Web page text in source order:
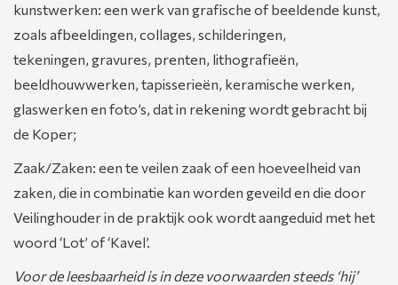
kunstwerken: een werk van grafische of beeldende kunst,
zoals afbeeldingen, collages, schilderingen,
tekeningen, gravures, prenten, lithografieën,
beeldhouwwerken, tapisserieën, keramische werken,
glaswerken en foto’s, dat in rekening wordt gebracht bij
de Koper;
Zaak/Zaken: een te veilen zaak of een hoeveelheid van
zaken, die in combinatie kan worden geveild en die door
Veilinghouder in de praktijk ook wordt aangeduid met het
woord ‘Lot’ of ‘Kavel’.
Voor de leesbaarheid is in deze voorwaarden steeds ‘hij’